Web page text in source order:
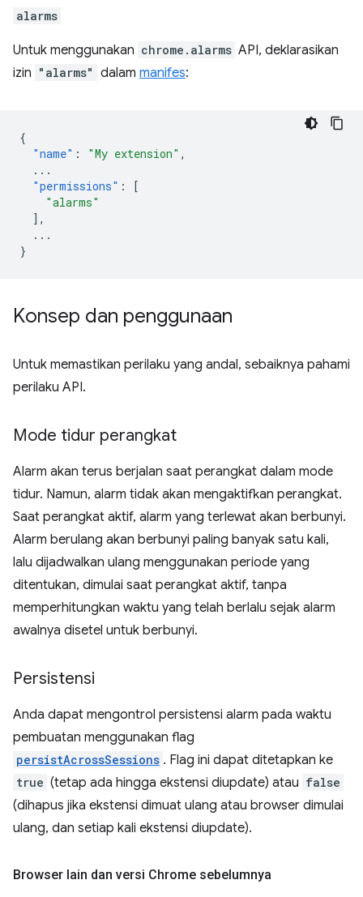
alarms
Untuk menggunakan chrome.alarms API, deklarasikan
izin "alarms" dalam manifes:
{
"name" : "My extension" ,
...
"permissions" :
[
"alarms"
],
...
}
Konsep dan penggunaan
Untuk memastikan perilaku yang andal, sebaiknya pahami
perilaku API.
Mode tidur perangkat
Alarm akan terus berjalan saat perangkat dalam mode
tidur. Namun, alarm tidak akan mengaktifkan perangkat.
Saat perangkat aktif, alarm yang terlewat akan berbunyi.
Alarm berulang akan berbunyi paling banyak satu kali,
lalu dijadwalkan ulang menggunakan periode yang
ditentukan, dimulai saat perangkat aktif, tanpa
memperhitungkan waktu yang telah berlalu sejak alarm
awalnya disetel untuk berbunyi.
Persistensi
Anda dapat mengontrol persistensi alarm pada waktu
pembuatan menggunakan flag
persistAcrossSessions . Flag ini dapat ditetapkan ke
true (tetap ada hingga ekstensi diupdate) atau false
(dihapus jika ekstensi dimuat ulang atau browser dimulai
ulang, dan setiap kali ekstensi diupdate).
Browser lain dan versi Chrome sebelumnya